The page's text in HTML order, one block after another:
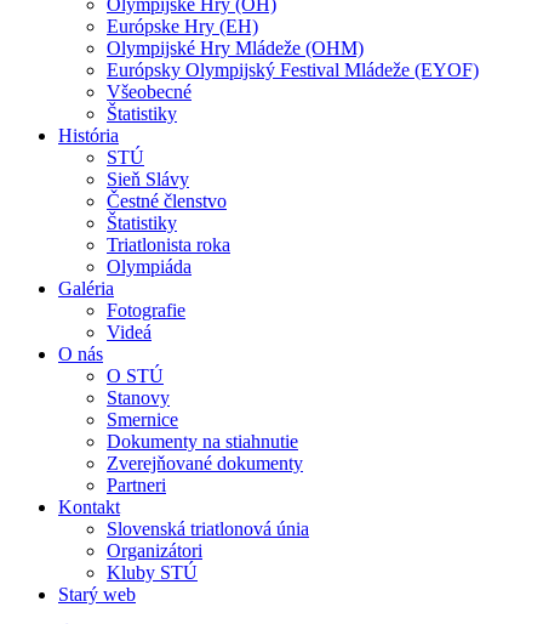
Olympijské Hry (OH)
Európske Hry (EH)
Olympijské Hry Mládeže (OHM)
Európsky Olympijský Festival Mládeže (EYOF)
Všeobecné
Štatistiky
História
STÚ
Sieň Slávy
Čestné členstvo
Štatistiky
Triatlonista roka
Olympiáda
Galéria
Fotografie
Videá
O nás
O STÚ
Stanovy
Smernice
Dokumenty na stiahnutie
Zverejňované dokumenty
Partneri
Kontakt
Slovenská triatlonová únia
Organizátori
Kluby STÚ
Starý web